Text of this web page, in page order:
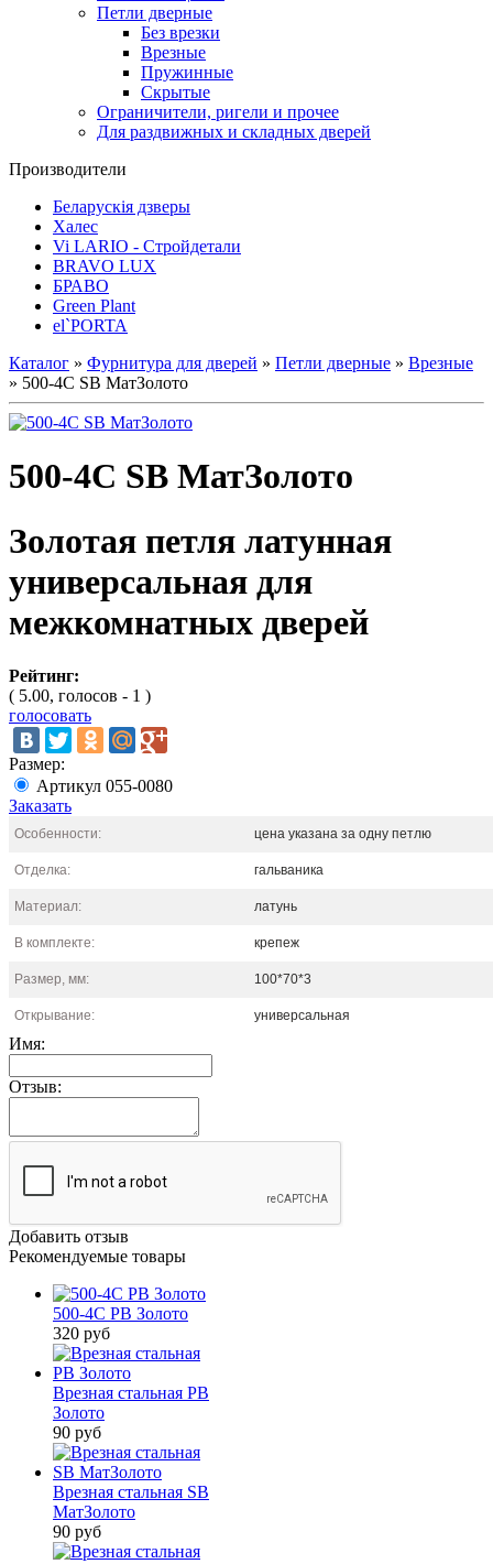
Петли дверные
Без врезки
Врезные
Пружинные
Скрытые
Ограничители, ригели и прочее
Для раздвижных и складных дверей
Производители
Беларускія дзверы
Халес
Vi LARIO - Стройдетали
BRAVO LUX
БРАВО
Green Plant
el`PORTA
Каталог » Фурнитура для дверей » Петли дверные » Врезные
» 500-4С SB МатЗолото
500-4С SB МатЗолото
Золотая петля латунная
универсальная для
межкомнатных дверей
Рейтинг:
( 5.00, голосов - 1 )
голосовать
Размер:
Артикул 055-0080
Заказать
Особенности: цена указана за одну петлю
Отделка: гальваника
Материал: латунь
В комплекте: крепеж
Размер, мм: 100*70*3
Открывание: универсальная
Имя:
Отзыв:
Добавить отзыв
Рекомендуемые товары
500-4С РВ Золото
320 руб
Врезная стальная РВ
Золото
90 руб
Врезная стальная SB
МатЗолото
90 руб